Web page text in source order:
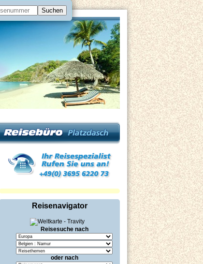
Reisenavigator
Reisesuche nach
oder nach